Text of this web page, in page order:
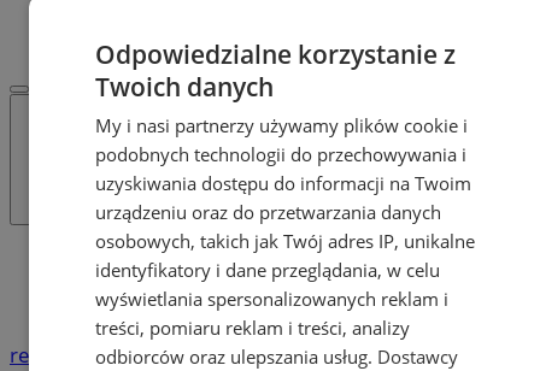
Katalog firm
Dom i Budownictwo
Kominiarze
reklama
Odpowiedzialne korzystanie z
Twoich danych
My i nasi partnerzy używamy plików cookie i
podobnych technologii do przechowywania i
uzyskiwania dostępu do informacji na Twoim
urządzeniu oraz do przetwarzania danych
osobowych, takich jak Twój adres IP, unikalne
identyfikatory i dane przeglądania, w celu
wyświetlania spersonalizowanych reklam i
treści, pomiaru reklam i treści, analizy
odbiorców oraz ulepszania usług. Dostawcy